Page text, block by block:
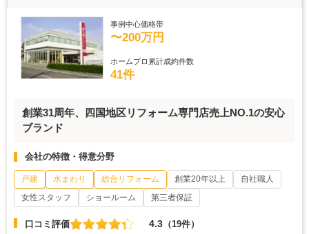
事例中心価格帯
〜200万円
ホームプロ累計成約件数
41件
創業31周年、四国地区リフォーム専門店売上NO.1の安心
ブランド
会社の特徴・得意分野
戸建 水まわり 総合リフォーム 創業20年以上
自社職人
女性スタッフ
ショールーム 第三者保証
口コミ評価 4.3 （19件）